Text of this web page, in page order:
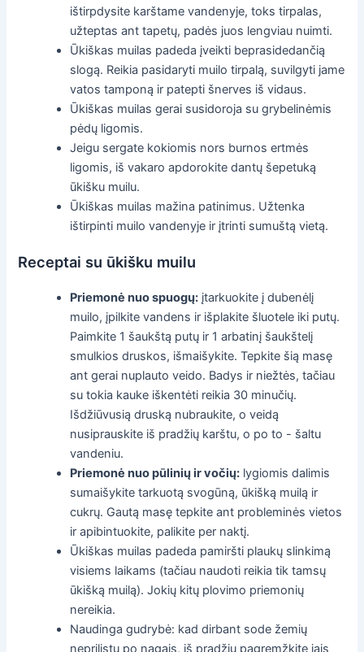
ištirpdysite karštame vandenyje, toks tirpalas,
užteptas ant tapetų, padės juos lengviau nuimti.
Ūkiškas muilas padeda įveikti beprasidedančią
slogą. Reikia pasidaryti muilo tirpalą, suvilgyti jame
vatos tamponą ir patepti šnerves iš vidaus.
Ūkiškas muilas gerai susidoroja su grybelinėmis
pėdų ligomis.
Jeigu sergate kokiomis nors burnos ertmės
ligomis, iš vakaro apdorokite dantų šepetuką
ūkišku muilu.
Ūkiškas muilas mažina patinimus. Užtenka
ištirpinti muilo vandenyje ir įtrinti sumuštą vietą.
Receptai su ūkišku muilu
Priemonė nuo spuogų: įtarkuokite į dubenėlį
muilo, įpilkite vandens ir išplakite šluotele iki putų.
Paimkite 1 šaukštą putų ir 1 arbatinį šaukštelį
smulkios druskos, išmaišykite. Tepkite šią masę
ant gerai nuplauto veido. Badys ir niežtės, tačiau
su tokia kauke iškentėti reikia 30 minučių.
Išdžiūvusią druską nubraukite, o veidą
nusiprauskite iš pradžių karštu, o po to - šaltu
vandeniu.
Priemonė nuo pūlinių ir vočių: lygiomis dalimis
sumaišykite tarkuotą svogūną, ūkišką muilą ir
cukrų. Gautą masę tepkite ant probleminės vietos
ir apibintuokite, palikite per naktį.
Ūkiškas muilas padeda pamiršti plaukų slinkimą
visiems laikams (tačiau naudoti reikia tik tamsų
ūkišką muilą). Jokių kitų plovimo priemonių
nereikia.
Naudinga gudrybė: kad dirbant sode žemių
neprilįstų po nagais, iš pradžių pagremžkite jais